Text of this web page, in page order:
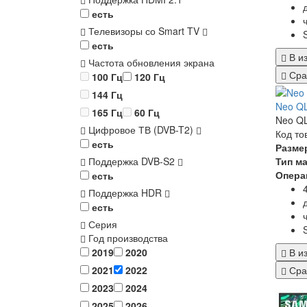
есть
Телевизоры со Smart TV
есть
Частота обновления экрана
100 Гц
120 Гц
144 Гц
165 Гц
60 Гц
Цифровое ТВ (DVB-T2)
есть
Поддержка DVB-S2
есть
Поддержка HDR
есть
Серия
Год производства
2019
2020
2021
2022
2023
2024
В
Neo
Neo
Код
Тип
В